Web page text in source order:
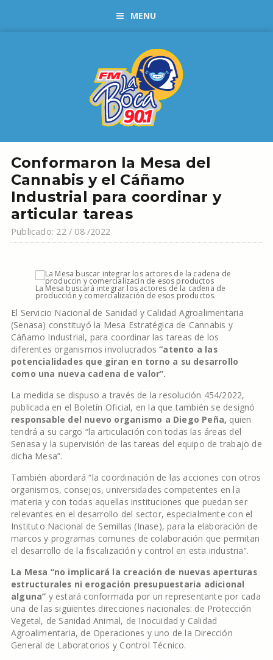
MENU
Conformaron la Mesa del
Cannabis y el Cáñamo
Industrial para coordinar y
articular tareas
Publicado: 22 / 08 /2022
La Mesa buscará integrar los actores de la cadena de
producción y comercialización de esos productos.
El Servicio Nacional de Sanidad y Calidad Agroalimentaria
(Senasa) constituyó la Mesa Estratégica de Cannabis y
Cáñamo Industrial, para coordinar las tareas de los
diferentes organismos involucrados “atento a las
potencialidades que giran en torno a su desarrollo
como una nueva cadena de valor”.
La medida se dispuso a través de la resolución 454/2022,
publicada en el Boletín Oficial, en la que también se designó
responsable del nuevo organismo a Diego Peña, quien
tendrá a su cargo “la articulación con todas las áreas del
Senasa y la supervisión de las tareas del equipo de trabajo de
dicha Mesa”.
También abordará “la coordinación de las acciones con otros
organismos, consejos, universidades competentes en la
materia y con todas aquellas instituciones que puedan ser
relevantes en el desarrollo del sector, especialmente con el
Instituto Nacional de Semillas (Inase), para la elaboración de
marcos y programas comunes de colaboración que permitan
el desarrollo de la fiscalización y control en esta industria”.
La Mesa “no implicará la creación de nuevas aperturas
estructurales ni erogación presupuestaria adicional
alguna” y estará conformada por un representante por cada
una de las siguientes direcciones nacionales: de Protección
Vegetal, de Sanidad Animal, de Inocuidad y Calidad
Agroalimentaria, de Operaciones y uno de la Dirección
General de Laboratorios y Control Técnico.